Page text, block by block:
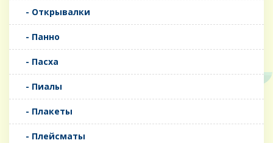
- Открывалки
- Панно
- Пасха
- Пиалы
- Плакеты
- Плейсматы